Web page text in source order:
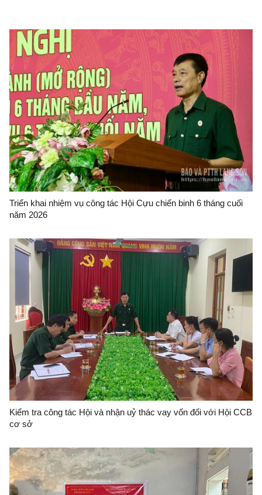
Triển khai nhiệm vụ công tác Hội Cựu chiến binh 6 tháng cuối
năm 2026
Kiểm tra công tác Hội và nhận uỷ thác vay vốn đối với Hội CCB
cơ sở